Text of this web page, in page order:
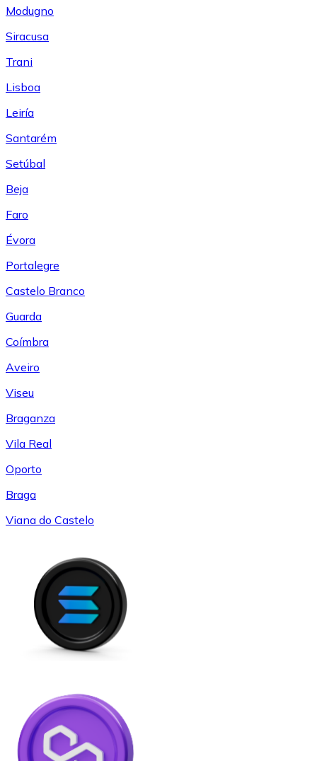
Modugno
Siracusa
Trani
Lisboa
Leiría
Santarém
Setúbal
Beja
Faro
Évora
Portalegre
Castelo Branco
Guarda
Coímbra
Aveiro
Viseu
Braganza
Vila Real
Oporto
Braga
Viana do Castelo